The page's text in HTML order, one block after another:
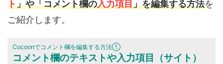
ト」や「コメント欄の入力項目」を編集する方法を
ご紹介します。
Cocoonでコメント欄を編集する方法①
コメント欄のテキストや入力項目（サイト）